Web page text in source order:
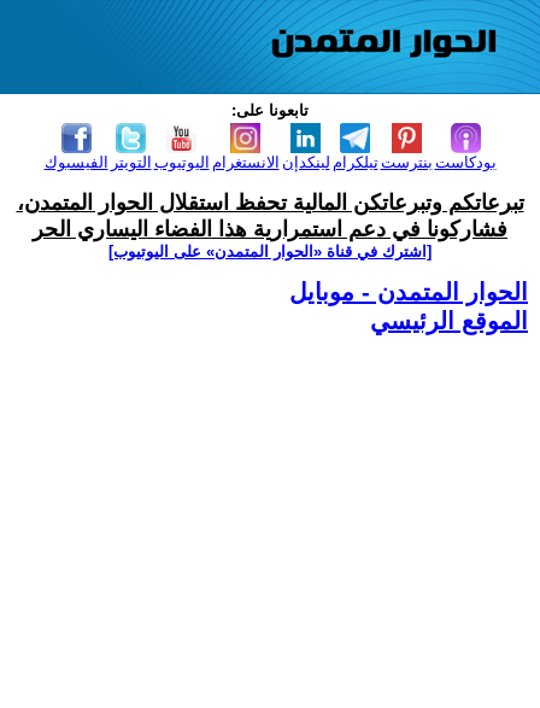
تابعونا على:
الفيسبوك التويتر اليوتيوب الانستغرام لينكدإن تيلكرامبنترست بودكاست
تبرعاتكم وتبرعاتكن المالية تحفظ استقلال الحوار المتمدن،
فشاركونا في دعم استمرارية هذا الفضاء اليساري الحر
[اشترك في قناة ‫«الحوار المتمدن» على اليوتيوب]
الحوار المتمدن - موبايل
الموقع الرئيسي